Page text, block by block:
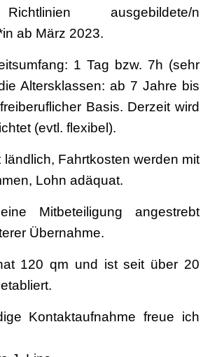
ausgebildete/n
ab März 2023.
1 Tag bzw. 7h (sehr
Altersklassen: ab 7 Jahre bis
Basis. Derzeit wird
(evtl. flexibel).
ländlich, Fahrtkosten werden mit
Lohn adäquat.
Mitbeteiligung angestrebt
Übernahme.
120 qm und ist seit über 20
Kontaktaufnahme freue ich